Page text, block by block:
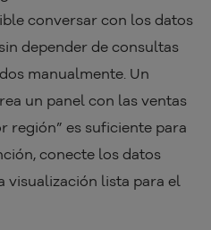
conversar con los datos
depender de consultas
manualmente. Un
un panel con las ventas
región” es suficiente para
conecte los datos
visualización lista para el